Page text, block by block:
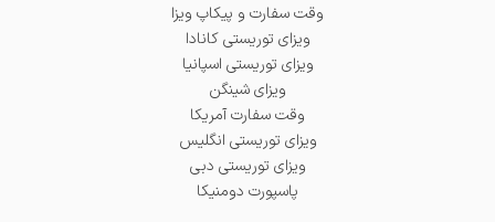
وقت سفارت و پیکاپ ویزا
ویزای توریستی کانادا
ویزای توریستی اسپانیا
ویزای شینگن
وقت سفارت آمریکا
ویزای توریستی انگلیس
ویزای توریستی دبی
پاسپورت دومنیکا